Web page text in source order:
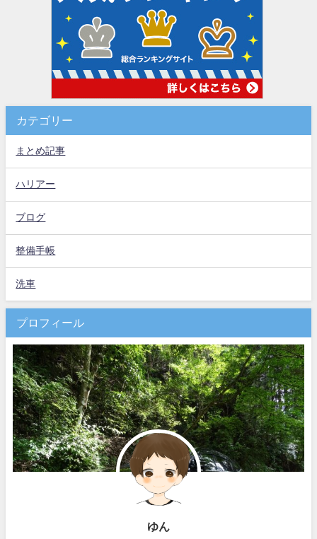
カテゴリー
まとめ記事
ハリアー
ブログ
整備手帳
洗車
プロフィール
ゆん